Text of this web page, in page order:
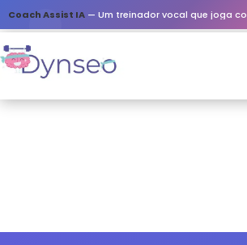
Coach Assist IA — Um treinador vocal que joga com os seus entes queridos